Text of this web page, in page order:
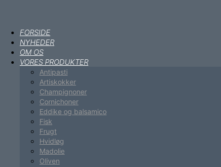
FORSIDE
NYHEDER
OM OS
VORES PRODUKTER
Antipasti
Artiskokker
Champignoner
Cornichoner
Eddike og balsamico
Fisk
Frugt
Hvidløg
Madolie
Oliven